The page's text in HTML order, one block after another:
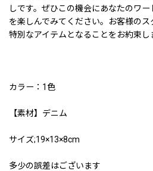
しです。ぜひこの機会にあなたのワ
を楽しんでみてください。お客様のス
特別なアイテムとなることをお約束し
カラー：1色
【素材】デニム
サイズ;19×13×8cm
多少の誤差はございます